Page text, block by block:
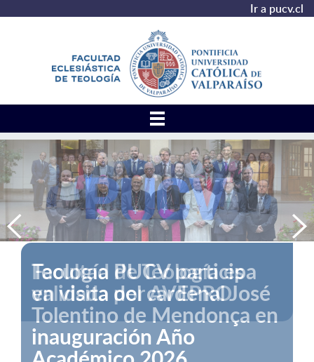
Ir a pucv.cl
Facultad de Teología es
validada por AVEPRO